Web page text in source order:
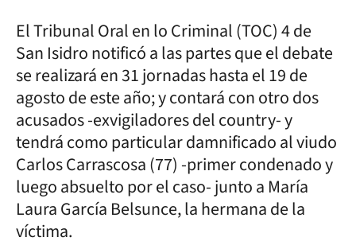
El Tribunal Oral en lo Criminal (TOC) 4 de
San Isidro notificó a las partes que el debate
se realizará en 31 jornadas hasta el 19 de
agosto de este año; y contará con otro dos
acusados -exvigiladores del country- y
tendrá como particular damnificado al viudo
Carlos Carrascosa (77) -primer condenado y
luego absuelto por el caso- junto a María
Laura García Belsunce, la hermana de la
víctima.